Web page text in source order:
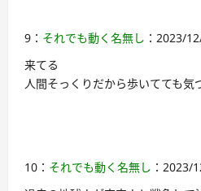
9： それでも動く名無し ：2023/
来てる
人間そっくりだから歩いてても気
10： それでも動く名無し ：2023/